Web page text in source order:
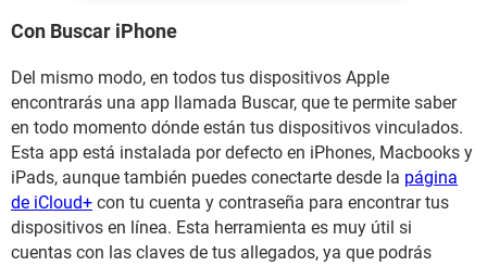
Con Buscar iPhone
Del mismo modo, en todos tus dispositivos Apple
encontrarás una app llamada Buscar, que te permite saber
en todo momento dónde están tus dispositivos vinculados.
Esta app está instalada por defecto en iPhones, Macbooks y
iPads, aunque también puedes conectarte desde la página
de iCloud+ con tu cuenta y contraseña para encontrar tus
dispositivos en línea. Esta herramienta es muy útil si
cuentas con las claves de tus allegados, ya que podrás